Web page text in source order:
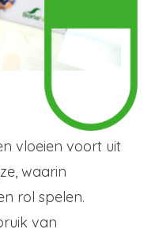
vloeien voort uit
waarin
rol spelen.
van